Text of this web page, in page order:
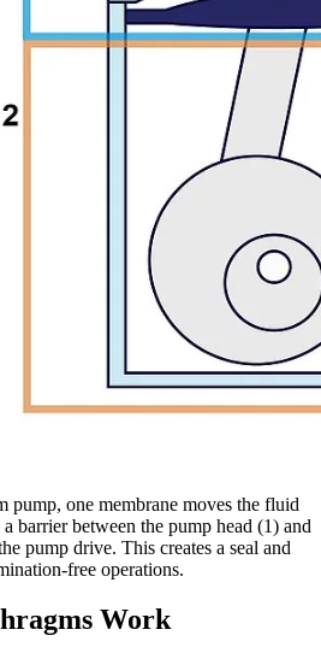
pump, one membrane moves the fluid
a barrier between the pump head (1) and
pump drive. This creates a seal and
free operations.
Work